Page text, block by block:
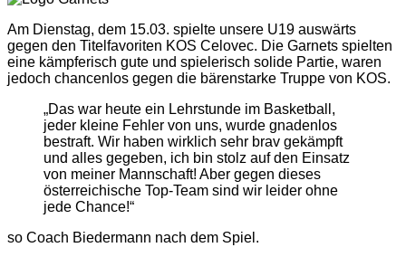
Am Dienstag, dem 15.03. spielte unsere U19 auswärts
gegen den Titelfavoriten KOS Celovec. Die Garnets spielten
eine kämpferisch gute und spielerisch solide Partie, waren
jedoch chancenlos gegen die bärenstarke Truppe von KOS.
„Das war heute ein Lehrstunde im Basketball,
jeder kleine Fehler von uns, wurde gnadenlos
bestraft. Wir haben wirklich sehr brav gekämpft
und alles gegeben, ich bin stolz auf den Einsatz
von meiner Mannschaft! Aber gegen dieses
österreichische Top-Team sind wir leider ohne
jede Chance!“
so Coach Biedermann nach dem Spiel.